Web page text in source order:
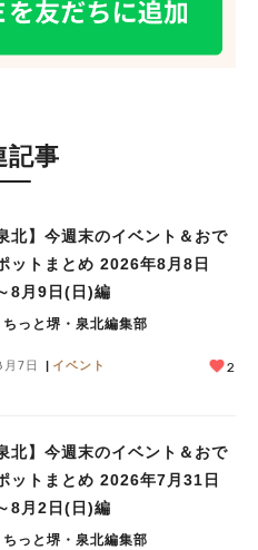
記事
北】今週末のイベント＆おで
ットまとめ 2026年8月8日
8月9日(日)編
ちっと堺・泉北編集部
7日 イベント 2
北】今週末のイベント＆おで
ットまとめ 2026年7月31日
8月2日(日)編
ちっと堺・泉北編集部
ーワード
#なかもず駅 #深井駅
#カフェ